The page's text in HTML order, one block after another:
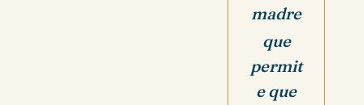
madre
que
permit
e que